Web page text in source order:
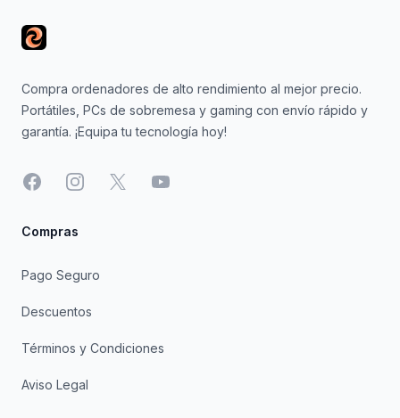
Compra ordenadores de alto rendimiento al mejor precio.
Portátiles, PCs de sobremesa y gaming con envío rápido y
garantía. ¡Equipa tu tecnología hoy!
FacebookInstagram
X YouTube
Compras
Pago Seguro
Descuentos
Términos y Condiciones
Aviso Legal